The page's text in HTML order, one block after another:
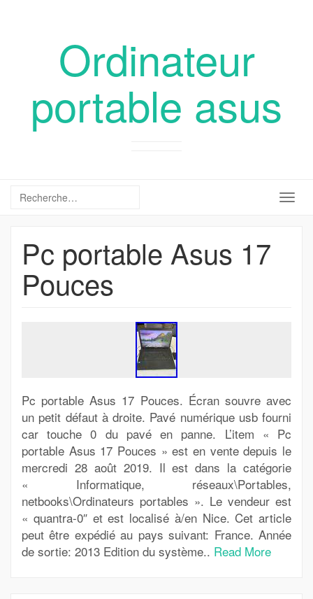
Ordinateur
portable asus
Pc portable Asus 17
Pouces
Pc portable Asus 17 Pouces. Écran souvre avec
un petit défaut à droite. Pavé numérique usb fourni
car touche 0 du pavé en panne. L’item « Pc
portable Asus 17 Pouces » est en vente depuis le
mercredi 28 août 2019. Il est dans la catégorie
« Informatique, réseaux\Portables,
netbooks\Ordinateurs portables ». Le vendeur est
« quantra-0″ et est localisé à/en Nice. Cet article
peut être expédié au pays suivant: France. Année
de sortie: 2013 Edition du système.. Read More